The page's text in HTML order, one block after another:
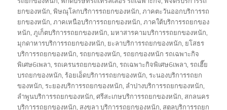
ยกของหนัก,พิษณุโลกบริการรถยกของหนัก,ภาคตะวันออกบริการรถ
ยกของหนัก,ภาคเหนือบริการรถยกของหนัก,ภาคใต้บริการรถยกของ
หนัก,ภูเก็ตบริการรถยกของหนัก,มหาสารคามบริการรถยกของหนัก,
มุกดาหารบริการรถยกของหนัก, ยะลาบริการรถยกของหนัก, ยโสธร
บริการรถยกของหนัก,รถยกของหนัก,รถยกของหนัก รถเฉพาะกิจ
พิเศษ6เพลา,รถเครนรถยกของหนัก,รถเฉพาะกิจพิเศษ6เพลา,รถเฮี๊ย
บรถยกของหนัก,ร้อยเอ็ดบริการรถยกของหนัก,ระนองบริการรถยก
ของหนัก,ระยองบริการรถยกของหนัก, ลำปางบริการรถยกของหนัก,
ลำพูนบริการรถยกของหนัก,ศรีสะเกษบริการรถยกของหนัก, สกลนคร
บริการรถยกของหนัก, สงขลา บริการรถยกของหนัก, สตูลบริการรถยก